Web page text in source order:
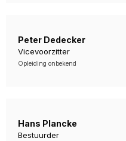
Peter Dedecker
Vicevoorzitter
Opleiding onbekend
Hans Plancke
Bestuurder